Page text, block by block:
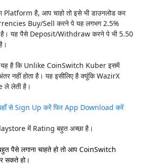
Platform है, आप चाहो तो इसे भी डाउनलोड कर
Buy/Sell करने पे यह लगभग 2.5%
यह पैसे Deposit/Withdraw करने पे भी 5.50
यह है कि Unlike CoinSwitch Kuber इसमें
नहीं होता है। यह इसीलिए है क्यूंकि WazirX
ले लेती है।
से Sign Up करें फिर App Download करें
में Rating बहुत अच्छा है।
पैसे लगाना चाहते हो तो आप CoinSwitch
सकते हो।